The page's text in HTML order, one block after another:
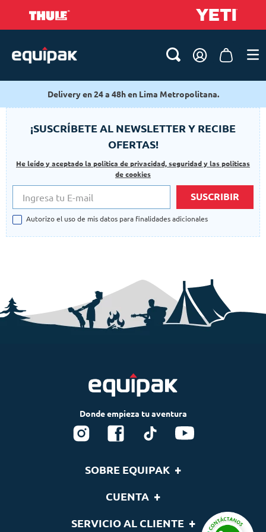
Delivery en 24 a 48h en Lima Metropolitana.
¡SUSCRÍBETE AL NEWSLETTER Y RECIBE
OFERTAS!
He leído y aceptado la politica de privacidad, seguridad y las politicas
de cookies
SUSCRIBIR
Autorizo el uso de mis datos para finalidades adicionales
SOBRE EQUIPAK +
Nuestras Marcas
CUENTA +
SERVICIO AL CLIENTE +